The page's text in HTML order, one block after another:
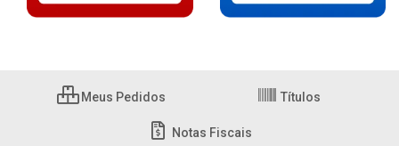
Meus Pedidos Títulos
Notas Fiscais